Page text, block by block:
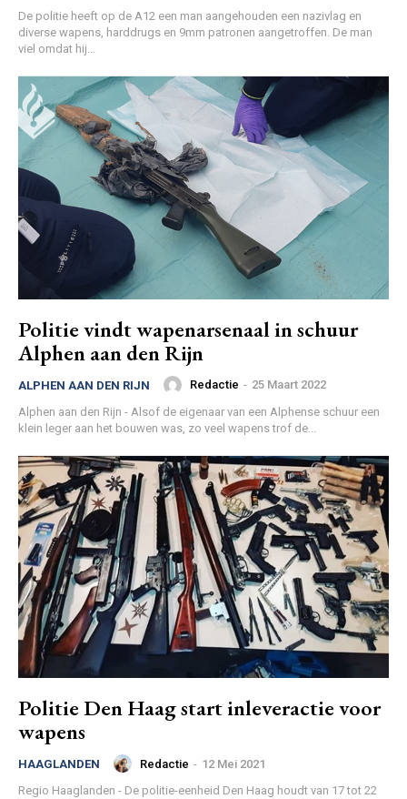
De politie heeft op de A12 een man aangehouden een nazivlag en
diverse wapens, harddrugs en 9mm patronen aangetroffen. De man
viel omdat hij...
Politie vindt wapenarsenaal in schuur
Alphen aan den Rijn
ALPHEN AAN DEN RIJN Redactie - 25 Maart 2022
Alphen aan den Rijn - Alsof de eigenaar van een Alphense schuur een
klein leger aan het bouwen was, zo veel wapens trof de...
Politie Den Haag start inleveractie voor
wapens
HAAGLANDEN Redactie - 12 Mei 2021
Regio Haaglanden - De politie-eenheid Den Haag houdt van 17 tot 22